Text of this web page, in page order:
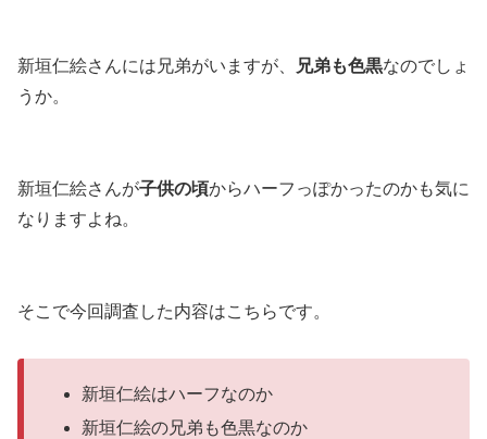
新垣仁絵さんには兄弟がいますが、 兄弟も色黒なのでしょ
うか。
新垣仁絵さんが子供の頃からハーフっぽかったのかも気に
なりますよね。
そこで今回調査した内容はこちらです。
新垣仁絵はハーフなのか
新垣仁絵の兄弟も色黒なのか